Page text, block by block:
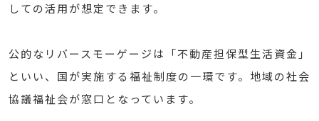
しての活用が想定できます。
公的なリバースモーゲージは「不動産担保型生活資金」
といい、国が実施する福祉制度の一環です。地域の社会
協議福祉会が窓口となっています。